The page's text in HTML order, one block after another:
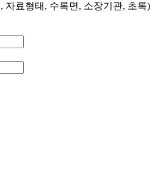
자료형태, 수록면, 소장기관, 초록)